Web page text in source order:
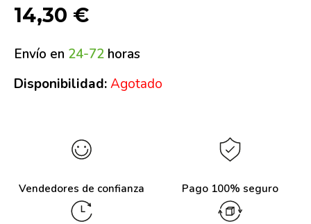
14,30 €
Envío en 24-72 horas
Disponibilidad:Agotado
Vendedores de confianza Pago 100% seguro